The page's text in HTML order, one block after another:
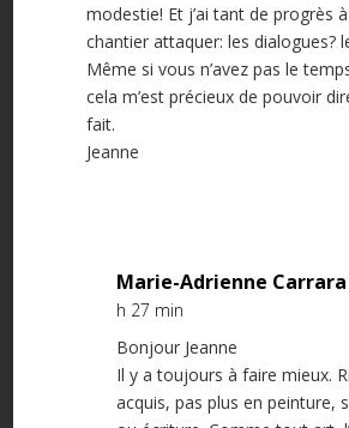
modestie! Et j’ai tant de progrès
chantier attaquer: les dialogues?
Même si vous n’avez pas le
cela m’est précieux de pouvoir
fait.
Jeanne
Marie-Adrienne Carrara
h 27 min
Bonjour Jeanne
Il y a toujours à faire mieux.
acquis, pas plus en peinture,